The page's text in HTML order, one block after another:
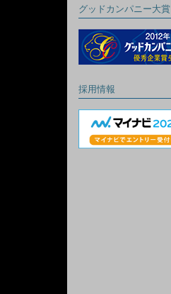
グッドカンパニー大賞
採用情報